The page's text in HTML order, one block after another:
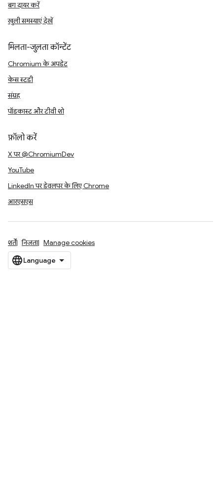
बग दायर करें
खुली समस्याएं देखें
मिलता-जुलता कॉन्टेंट
Chromium के अपडेट
केस स्टडी
संग्रह
पॉडकास्ट और टीवी शो
फ़ॉलो करें
X पर @ChromiumDev
YouTube
LinkedIn पर डेवलपर के लिए Chrome
आरएसएस
शर्तें निजता Manage cookies